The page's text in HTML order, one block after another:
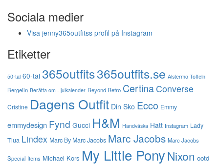
Sociala medier
Visa jenny365outfitss profil på Instagram
Etiketter
50-tal 60-tal 365outfits365outfits.se Alstermo Toffeln
Bergelin Berätta om - julkalender Beyond Retro CertinaConverse
Cristine Dagens Outfit Din Sko Ecco Emmy
emmydesign Fynd Gucci H&M Handväska Hatt Instagram Lady
Tiua Lindex Marc By Marc Jacobs Marc Jacobs Marc Jacobs
Special Items Michael Kors My Little PonyNixon ootd